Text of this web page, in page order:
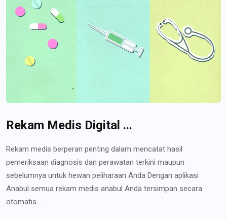
Rekam Medis Digital ...
Rekam medis berperan penting dalam mencatat hasil
pemeriksaan diagnosis dan perawatan terkini maupun
sebelumnya untuk hewan peliharaan Anda Dengan aplikasi
Anabul semua rekam medis anabul Anda tersimpan secara
otomatis...